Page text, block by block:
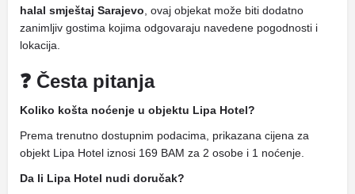
halal smještaj Sarajevo , ovaj objekat može biti dodatno
zanimljiv gostima kojima odgovaraju navedene pogodnosti i
lokacija.
❓ Česta pitanja
Koliko košta noćenje u objektu Lipa Hotel?
Prema trenutno dostupnim podacima, prikazana cijena za
objekt Lipa Hotel iznosi 169 BAM za 2 osobe i 1 noćenje.
Da li Lipa Hotel nudi doručak?